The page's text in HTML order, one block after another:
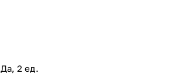
Да, 2 ед.